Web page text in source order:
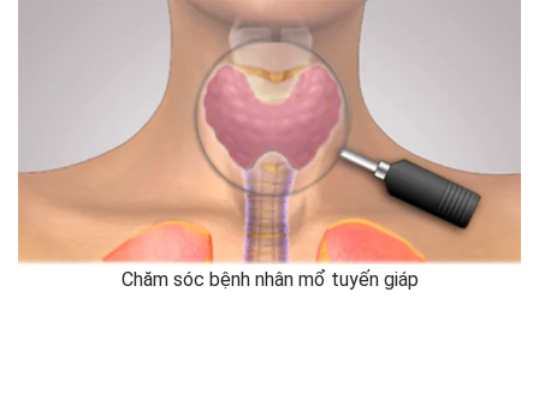
Chăm sóc bệnh nhân mổ tuyến giáp